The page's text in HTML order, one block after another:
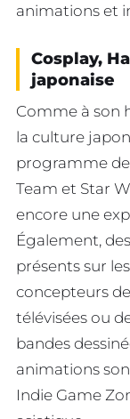
animations et
Cosplay,
japonaise
Comme à son
la culture
programme
Team et Star
encore une
Également,
présents sur
concepteurs
télévisées ou
bandes
animations
Indie Game